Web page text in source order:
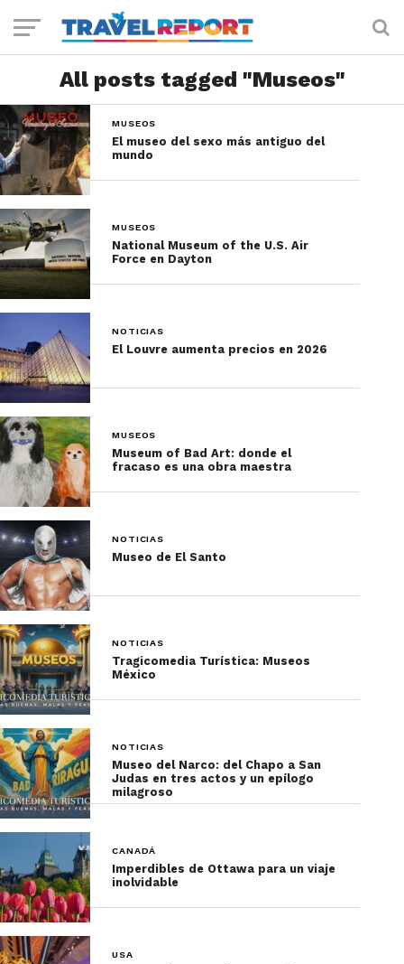
All posts tagged "Museos"
MUSEOS
El museo del sexo más antiguo del
mundo
MUSEOS
National Museum of the U.S. Air
Force en Dayton
NOTICIAS
El Louvre aumenta precios en 2026
MUSEOS
Museum of Bad Art: donde el
fracaso es una obra maestra
NOTICIAS
Museo de El Santo
NOTICIAS
Tragicomedia Turística: Museos
México
NOTICIAS
Museo del Narco: del Chapo a San
Judas en tres actos y un epílogo
milagroso
CANADÁ
Imperdibles de Ottawa para un viaje
inolvidable
USA